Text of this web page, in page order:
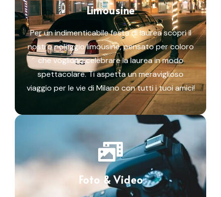
Limousine
Per un indimenticabile festa di laurea scopri il
nostro noleggio limousine, pensato per coloro
che vogliono celebrare la laurea in modo
spettacolare. Ti aspetta un meraviglioso
viaggio per le vie di Milano con tutti i tuoi amici!
Foto & Video